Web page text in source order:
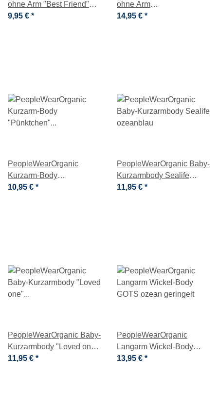
ohne Arm "Best Friend"
GOTS
9,95 € *
ohne Arm
"Dschungelblumen" GOTS
14,95 € *
PeopleWearOrganic
Kurzarm-Body
"Pünktchen" rosé GOTS
10,95 € *
PeopleWearOrganic Baby-
Kurzarmbody Sealife
ozeanblau
11,95 € *
PeopleWearOrganic Baby-
Kurzarmbody "Loved one"
honiggelb geringelt
11,95 € *
PeopleWearOrganic
Langarm Wickel-Body
GOTS ozean geringelt
13,95 € *